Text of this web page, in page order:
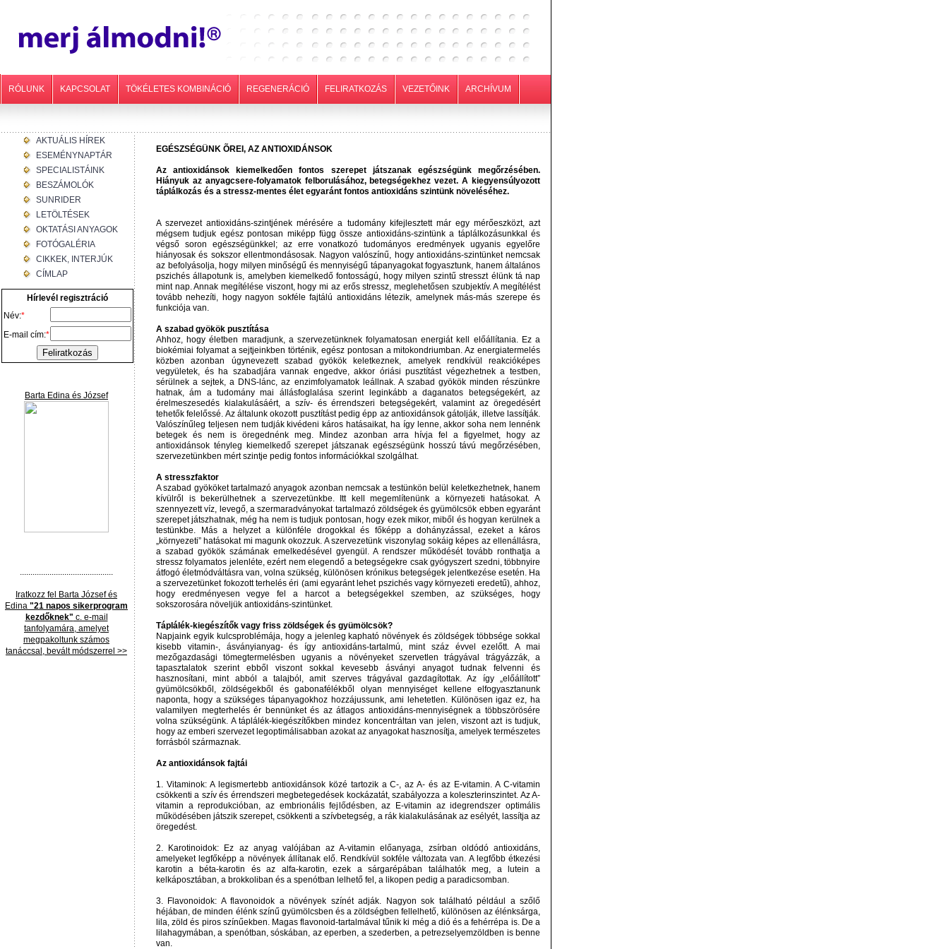
RÓLUNK KAPCSOLAT TÖKÉLETES KOMBINÁCIÓ REGENERÁCIÓ FELIRATKOZÁS VEZETŐINK ARCHÍVUM
AKTUÁLIS HÍREK
ESEMÉNYNAPTÁR
SPECIALISTÁINK
BESZÁMOLÓK
SUNRIDER
LETÖLTÉSEK
OKTATÁSI ANYAGOK
FOTÓGALÉRIA
CIKKEK, INTERJÚK
CÍMLAP
Hírlevél regisztráció
Név:*
E-mail cím:*
Barta Edina és József
............................................
Iratkozz fel Barta József és
Edina "21 napos sikerprogram
kezdőknek" c. e-mail
tanfolyamára, amelyet
megpakoltunk számos
tanáccsal, bevált módszerrel >>
EGÉSZSÉGÜNK ÕREI, AZ ANTIOXIDÁNSOK
Az antioxidánsok kiemelkedően fontos szerepet játszanak egészségünk megőrzésében.
Hiányuk az anyagcsere-folyamatok felborulásához, betegségekhez vezet. A kiegyensúlyozott
táplálkozás és a stressz-mentes élet egyaránt fontos antioxidáns szintünk növeléséhez.
A szervezet antioxidáns-szintjének mérésére a tudomány kifejlesztett már egy mérőeszközt, azt
mégsem tudjuk egész pontosan miképp függ össze antioxidáns-szintünk a táplálkozásunkkal és
végső soron egészségünkkel; az erre vonatkozó tudományos eredmények ugyanis egyelőre
hiányosak és sokszor ellentmondásosak. Nagyon valószínű, hogy antioxidáns-szintünket nemcsak
az befolyásolja, hogy milyen minőségű és mennyiségű tápanyagokat fogyasztunk, hanem általános
pszichés állapotunk is, amelyben kiemelkedő fontosságú, hogy milyen szintű stresszt élünk tá nap
mint nap. Annak megítélése viszont, hogy mi az erős stressz, meglehetősen szubjektív. A megítélést
tovább nehezíti, hogy nagyon sokféle fajtálú antioxidáns létezik, amelynek más-más szerepe és
funkciója van.
A szabad gyökök pusztítása
Ahhoz, hogy életben maradjunk, a szervezetünknek folyamatosan energiát kell előállítania. Ez a
biokémiai folyamat a sejtjeinkben történik, egész pontosan a mitokondriumban. Az energiatermelés
közben azonban úgynevezett szabad gyökök keletkeznek, amelyek rendkívül reakcióképes
vegyületek, és ha szabadjára vannak engedve, akkor óriási pusztítást végezhetnek a testben,
sérülnek a sejtek, a DNS-lánc, az enzimfolyamatok leállnak. A szabad gyökök minden részünkre
hatnak, ám a tudomány mai állásfoglalása szerint leginkább a daganatos betegségekért, az
érelmeszesedés kialakulásáért, a szív- és érrendszeri betegségekért, valamint az öregedésért
tehetők felelőssé. Az általunk okozott pusztítást pedig épp az antioxidánsok gátolják, illetve lassítják.
Valószínűleg teljesen nem tudják kivédeni káros hatásaikat, ha így lenne, akkor soha nem lennénk
betegek és nem is öregednénk meg. Mindez azonban arra hívja fel a figyelmet, hogy az
antioxidánsok tényleg kiemelkedő szerepet játszanak egészségünk hosszú távú megőrzésében,
szervezetünkben mért szintje pedig fontos információkkal szolgálhat.
A stresszfaktor
A szabad gyököket tartalmazó anyagok azonban nemcsak a testünkön belül keletkezhetnek, hanem
kívülről is bekerülhetnek a szervezetünkbe. Itt kell megemlítenünk a környezeti hatásokat. A
szennyezett víz, levegő, a szermaradványokat tartalmazó zöldségek és gyümölcsök ebben egyaránt
szerepet játszhatnak, még ha nem is tudjuk pontosan, hogy ezek mikor, miből és hogyan kerülnek a
testünkbe. Más a helyzet a különféle drogokkal és főképp a dohányzással, ezeket a káros
„környezeti” hatásokat mi magunk okozzuk. A szervezetünk viszonylag sokáig képes az ellenállásra,
a szabad gyökök számának emelkedésével gyengül. A rendszer működését tovább ronthatja a
stressz folyamatos jelenléte, ezért nem elegendő a betegségekre csak gyógyszert szedni, többnyire
átfogó életmódváltásra van, volna szükség, különösen krónikus betegségek jelentkezése esetén. Ha
a szervezetünket fokozott terhelés éri (ami egyaránt lehet pszichés vagy környezeti eredetű), ahhoz,
hogy eredményesen vegye fel a harcot a betegségekkel szemben, az szükséges, hogy
sokszorosára növeljük antioxidáns-szintünket.
Táplálék-kiegészítők vagy friss zöldségek és gyümölcsök?
Napjaink egyik kulcsproblémája, hogy a jelenleg kapható növények és zöldségek többsége sokkal
kisebb vitamin-, ásványianyag- és így antioxidáns-tartalmú, mint száz évvel ezelőtt. A mai
mezőgazdasági tömegtermelésben ugyanis a növényeket szervetlen trágyával trágyázzák, a
tapasztalatok szerint ebből viszont sokkal kevesebb ásványi anyagot tudnak felvenni és
hasznosítani, mint abból a talajból, amit szerves trágyával gazdagítottak. Az így „előállított”
gyümölcsökből, zöldségekből és gabonafélékből olyan mennyiséget kellene elfogyasztanunk
naponta, hogy a szükséges tápanyagokhoz hozzájussunk, ami lehetetlen. Különösen igaz ez, ha
valamilyen megterhelés ér bennünket és az átlagos antioxidáns-mennyiségnek a többszörösére
volna szükségünk. A táplálék-kiegészítőkben mindez koncentráltan van jelen, viszont azt is tudjuk,
hogy az emberi szervezet legoptimálisabban azokat az anyagokat hasznosítja, amelyek természetes
forrásból származnak.
Az antioxidánsok fajtái
1. Vitaminok: A legismertebb antioxidánsok közé tartozik a C-, az A- és az E-vitamin. A C-vitamin
csökkenti a szív és érrendszeri megbetegedések kockázatát, szabályozza a koleszterinszintet. Az A-
vitamin a reprodukcióban, az embrionális fejlődésben, az E-vitamin az idegrendszer optimális
működésében játszik szerepet, csökkenti a szívbetegség, a rák kialakulásának az esélyét, lassítja az
öregedést.
2. Karotinoidok: Ez az anyag valójában az A-vitamin előanyaga, zsírban oldódó antioxidáns,
amelyeket legfőképp a növények állítanak elő. Rendkívül sokféle változata van. A legfőbb étkezési
karotin a béta-karotin és az alfa-karotin, ezek a sárgarépában találhatók meg, a lutein a
kelkáposztában, a brokkoliban és a spenótban lelhető fel, a likopen pedig a paradicsomban.
3. Flavonoidok: A flavonoidok a növények színét adják. Nagyon sok található például a szőlő
héjában, de minden élénk színű gyümölcsben és a zöldségben fellelhető, különösen az élénksárga,
lila, zöld és piros színűekben. Magas flavonoid-tartalmával tűnik ki még a dió és a fehérrépa is. De a
lilahagymában, a spenótban, sóskában, az eperben, a szederben, a petrezselyemzöldben is benne
van.